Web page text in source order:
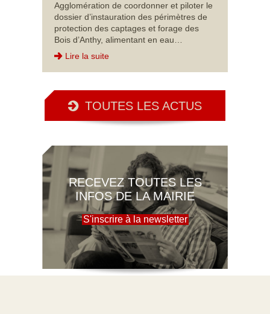
Agglomération de coordonner et piloter le
dossier d’instauration des périmètres de
protection des captages et forage des
Bois d’Anthy, alimentant en eau…
Lire la suite
TOUTES LES ACTUS
RECEVEZ TOUTES LES
INFOS DE LA MAIRIE
S'inscrire à la newsletter